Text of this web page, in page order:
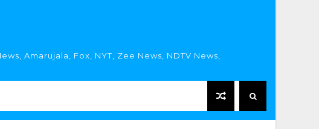
Amarujala, Fox, NYT, Zee News, NDTV News,